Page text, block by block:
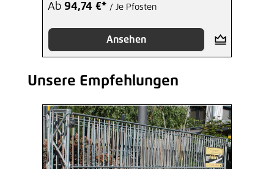
Ab 94,74 €* / Je Pfosten
Ansehen
Produktgalerie überspringen
Unsere Empfehlungen